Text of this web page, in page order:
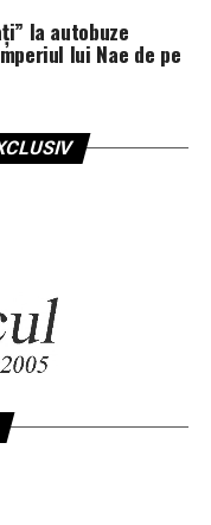
la autobuze
lui Nae de pe